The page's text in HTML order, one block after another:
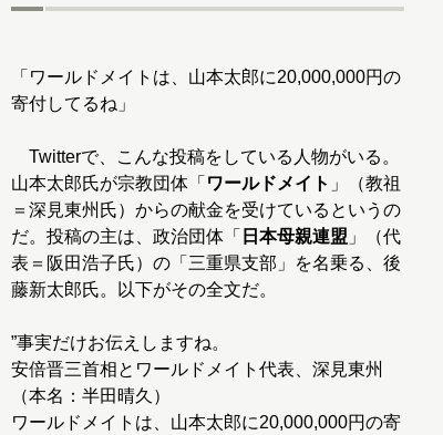
「ワールドメイトは、山本太郎に20,000,000円の
寄付してるね」
Twitterで、こんな投稿をしている人物がいる。
山本太郎氏が宗教団体「 ワールドメイト 」（教祖
＝深見東州氏）からの献金を受けているというの
だ。投稿の主は、政治団体「 日本母親連盟 」（代
表＝阪田浩子氏）の「三重県支部」を名乗る、後
藤新太郎氏。以下がその全文だ。
”事実だけお伝えしますね。
安倍晋三首相とワールドメイト代表、深見東州
（本名：半田晴久）
ワールドメイトは、山本太郎に20,000,000円の寄